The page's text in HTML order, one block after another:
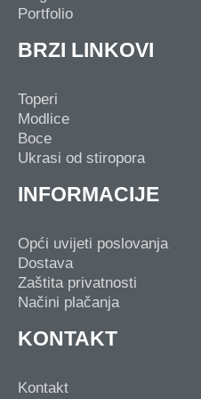
Portfolio
BRZI LINKOVI
Toperi
Modlice
Boce
Ukrasi od stiropora
INFORMACIJE
Opći uvijeti poslovanja
Dostava
Zaštita privatnosti
Načini plačanja
KONTAKT
Kontakt